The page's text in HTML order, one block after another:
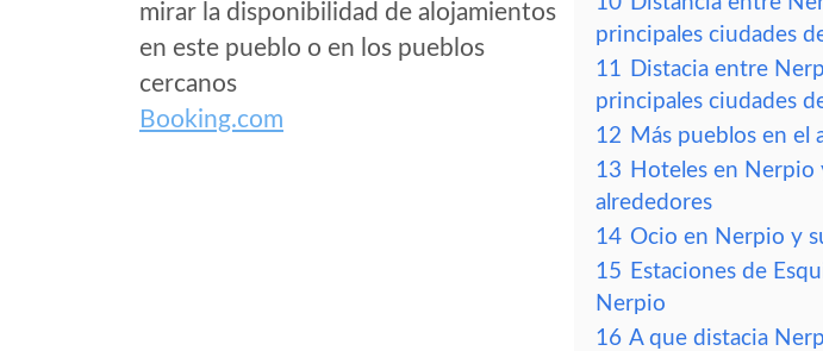
mirar la disponibilidad de alojamientos
en este pueblo o en los pueblos
cercanos
Booking.com
principales ciudades
11 Distacia entre
principales ciudades
12 Más pueblos en el
13 Hoteles en Nerpio
alrededores
14 Ocio en Nerpio y
15 Estaciones de
Nerpio
16 A que distacia